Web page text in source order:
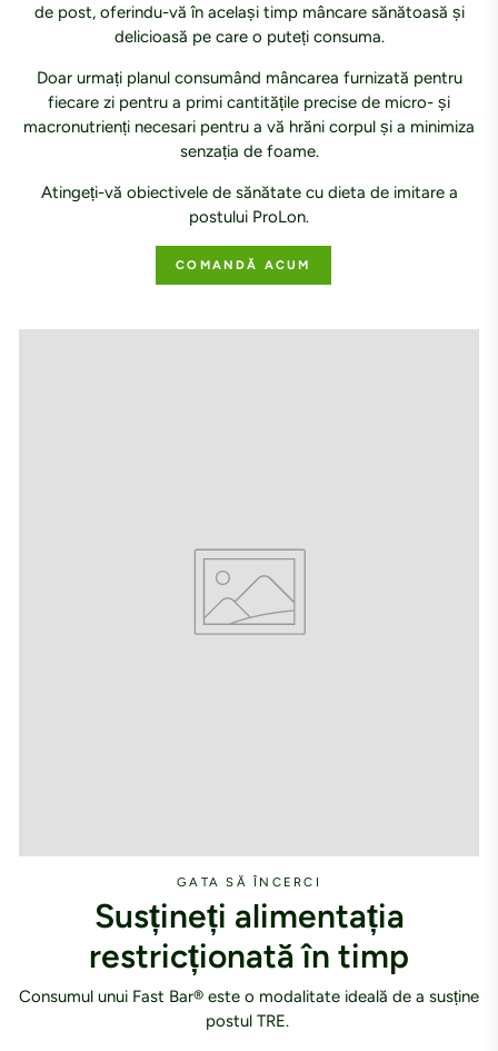
de post, oferindu-vă în același timp mâncare sănătoasă și
delicioasă pe care o puteți consuma.
Doar urmați planul consumând mâncarea furnizată pentru
fiecare zi pentru a primi cantitățile precise de micro- și
macronutrienți necesari pentru a vă hrăni corpul și a minimiza
senzația de foame.
Atingeți-vă obiectivele de sănătate cu dieta de imitare a
postului ProLon.
COMANDĂ ACUM
GATA SĂ ÎNCERCI
Susțineți alimentația
restricționată în timp
Consumul unui Fast Bar® este o modalitate ideală de a susține
postul TRE.